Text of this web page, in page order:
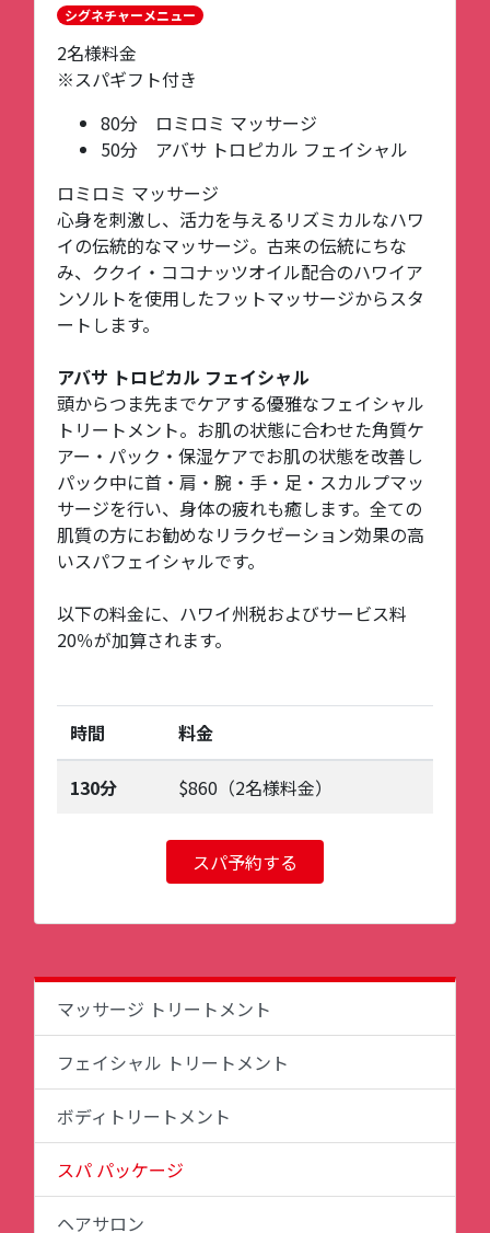
シグネチャーメニュー
2名様料金
※スパギフト付き
80分 ロミロミ マッサージ
50分 アバサ トロピカル フェイシャル
ロミロミ マッサージ
心身を刺激し、活力を与えるリズミカルなハワ
イの伝統的なマッサージ。古来の伝統にちな
み、ククイ・ココナッツオイル配合のハワイア
ンソルトを使用したフットマッサージからスタ
ートします。
アバサ トロピカル フェイシャル
頭からつま先までケアする優雅なフェイシャル
トリートメント。お肌の状態に合わせた角質ケ
アー・パック・保湿ケアでお肌の状態を改善し
パック中に首・肩・腕・手・足・スカルプマッ
サージを行い、身体の疲れも癒します。全ての
肌質の方にお勧めなリラクゼーション効果の高
いスパフェイシャルです。
以下の料金に、ハワイ州税およびサービス料
20％が加算されます。
時間 料金
130分 $860（2名様料金）
スパ予約する
マッサージ トリートメント
フェイシャル トリートメント
ボディトリートメント
スパ パッケージ
ヘアサロン